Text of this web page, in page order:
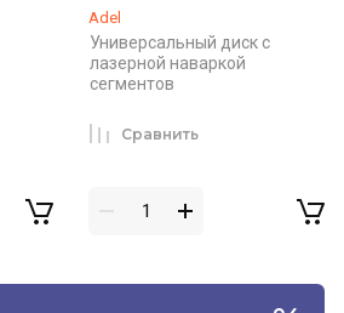
Adel
Универсальный диск с
лазерной наваркой
сегментов
Сравнить